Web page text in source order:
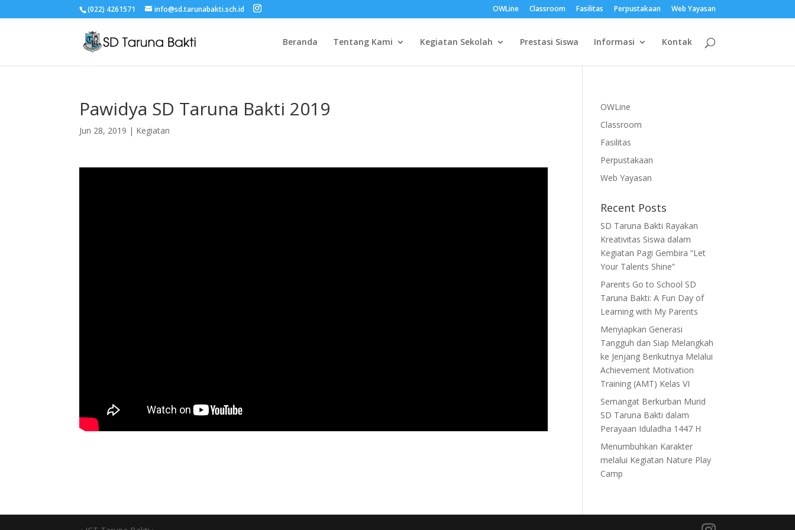
(022) 4261571 info@sd.tarunabakti.sch.id OWLine Classroom Fasilitas Perpustakaan Web Yayasan
Beranda Tentang Kami Kegiatan Sekolah Prestasi Siswa Informasi Kontak
Pawidya SD Taruna Bakti 2019
Jun 28, 2019 | Kegiatan
OWLine
Classroom
Fasilitas
Perpustakaan
Web Yayasan
Recent Posts
SD Taruna Bakti Rayakan
Kreativitas Siswa dalam
Kegiatan Pagi Gembira “Let
Your Talents Shine”
Parents Go to School SD
Taruna Bakti: A Fun Day of
Learning with My Parents
Menyiapkan Generasi
Tangguh dan Siap Melangkah
ke Jenjang Berikutnya Melalui
Achievement Motivation
Training (AMT) Kelas VI
Semangat Berkurban Murid
SD Taruna Bakti dalam
Perayaan Iduladha 1447 H
Menumbuhkan Karakter
melalui Kegiatan Nature Play
Camp